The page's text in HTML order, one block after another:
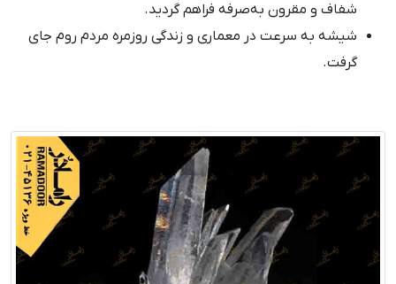
شفاف و مقرون به‌صرفه فراهم گردید.
شیشه به سرعت در معماری و زندگی روزمره مردم روم جای
گرفت.